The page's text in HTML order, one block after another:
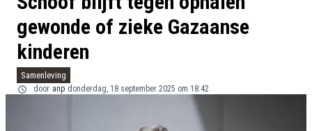
gewonde of zieke Gazaanse
kinderen
Samenleving
door anp donderdag, 18 september 2025 om 18:42